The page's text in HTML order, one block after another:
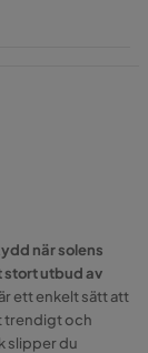
när solens
stort utbud av
ett enkelt sätt att
trendigt och
slipper du